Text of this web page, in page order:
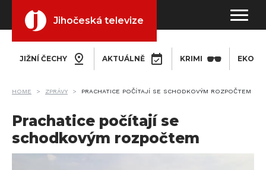
Jihočeská televize
JIŽNÍ ČECHY AKTUÁLNĚ KRIMI
HOME ZPRÁVY PRACHATICE POČÍTAJÍ SE SCHODKOVÝM ROZPOČTEM
Prachatice počítají se
schodkovým rozpočtem